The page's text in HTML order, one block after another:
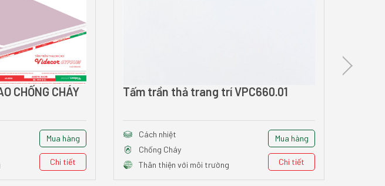
CHỐNG CHÁY
Mua hàng
Chi tiết
Tấm trần thả trang trí VPC660.01
Cách nhiệt
Chống Cháy
Thân thiện với môi trường
Mua hàng
Chi tiết